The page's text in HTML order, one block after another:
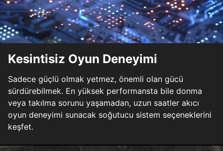
Kesintisiz Oyun Deneyimi
Sadece güçlü olmak yetmez, önemli olan gücü
sürdürebilmek. En yüksek performansta bile donma
veya takılma sorunu yaşamadan, uzun saatler akıcı
oyun deneyimi sunacak soğutucu sistem seçeneklerini
keşfet.